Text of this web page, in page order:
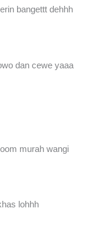
bangettt dehhh
dan cewe yaaa
lohhh